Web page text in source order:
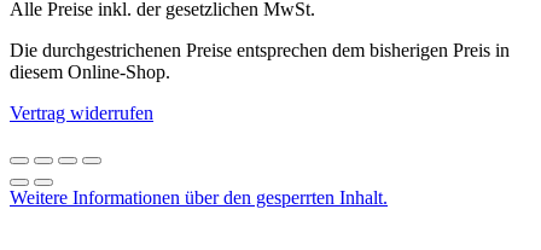
Alle Preise inkl. der gesetzlichen MwSt.
Die durchgestrichenen Preise entsprechen dem bisherigen Preis in
diesem Online-Shop.
Vertrag widerrufen
Weitere Informationen über den gesperrten Inhalt.